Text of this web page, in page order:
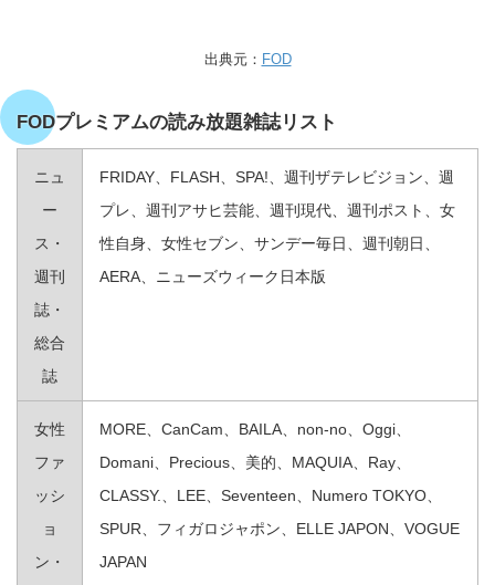
出典元： FOD
FODプレミアムの読み放題雑誌リスト
ニュ
ー
ス・
週刊
誌・
総合
誌
FRIDAY、FLASH、SPA!、週刊ザテレビジョン、週
プレ、週刊アサヒ芸能、週刊現代、週刊ポスト、女
性自身、女性セブン、サンデー毎日、週刊朝日、
AERA、ニューズウィーク日本版
女性
ファ
ッシ
ョ
ン・
MORE、CanCam、BAILA、non‐no、Oggi、
Domani、Precious、美的、MAQUIA、Ray、
CLASSY.、LEE、Seventeen、Numero TOKYO、
SPUR、フィガロジャポン、ELLE JAPON、VOGUE
JAPAN